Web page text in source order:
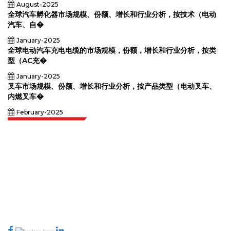
August-2025
全球汽车孵化器市场规模、份额、增长和行业分析，按技术（电动
汽车、自�
January-2025
全球电动汽车充电电缆的市场规模，份额，增长和行业分析，按类
型（AC充�
January-2025
叉车市场规模、份额、增长和行业分析，按产品类型（电动叉车、
内燃叉车�
February-2025